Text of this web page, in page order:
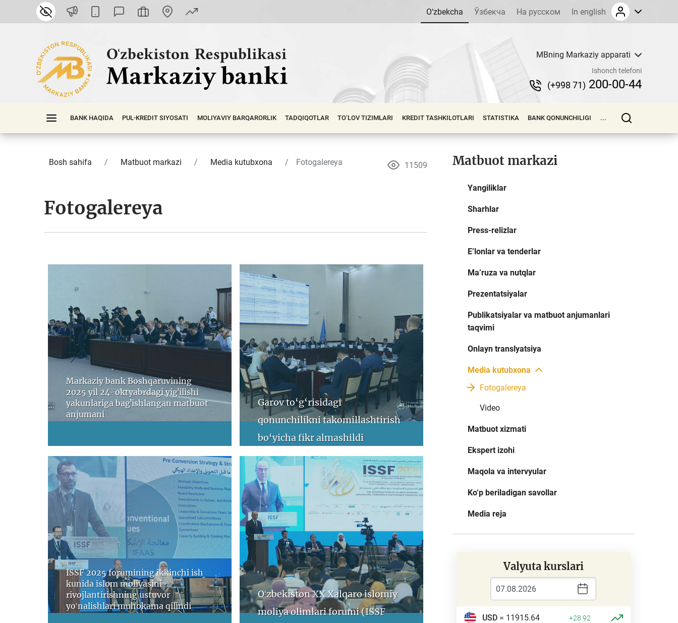
O‘zbekcha Ўзбекча На русском In english
MBning Markaziy apparati
Ishonch telefoni
(+998 71) 200-00-44
BANK HAQIDA PUL-KREDIT SIYOSATI MOLIYAVIY BАRQАRОRLIK TADQIQOTLAR TO‘LOV TIZIMLARI KREDIT TASHKILOTLARI STATISTIKA BANK QONUNCHILIGI ...
Bosh sahifa Matbuot markazi Media kutubxona Fotogalereya 11509
Fotogalereya
Markaziy bank Boshqaruvining
2025 yil 24-oktyabrdagi yigʼilishi
yakunlariga bagʼishlangan matbuot
anjumani
Garov to‘g‘risidagi
qonunchilikni takomillashtirish
bo‘yicha fikr almashildi
ISSF 2025 forumining ikkinchi ish
kunida islom moliyasini
rivojlantirishning ustuvor
yoʻnalishlari muhokama qilindi
Oʻzbekiston XX Xalqaro islomiy
moliya olimlari forumi (ISSF
Matbuot markazi
Yangiliklar
Sharhlar
Press-relizlar
E’lonlar va tenderlar
Ma’ruza va nutqlar
Prezentatsiyalar
Publikatsiyalar va matbuot anjumanlari
taqvimi
Onlayn translyatsiya
Media kutubxona
Fotogalereya
Video
Matbuot xizmati
Ekspert izohi
Maqola va intervyular
Ko‘p beriladigan savollar
Media reja
Valyuta kurslari
USD= 11915.64 +28.92